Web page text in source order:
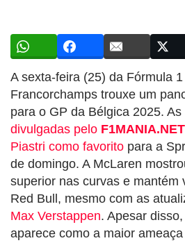
A sexta-feira (25) da Fórmula
Francorchamps trouxe um
para o GP da Bélgica 2025. As
divulgadas pelo F1MANIA.NET
Piastri como favorito para a
de domingo. A McLaren
superior nas curvas e mantém
Red Bull, mesmo com as
Max Verstappen. Apesar
aparece como a maior